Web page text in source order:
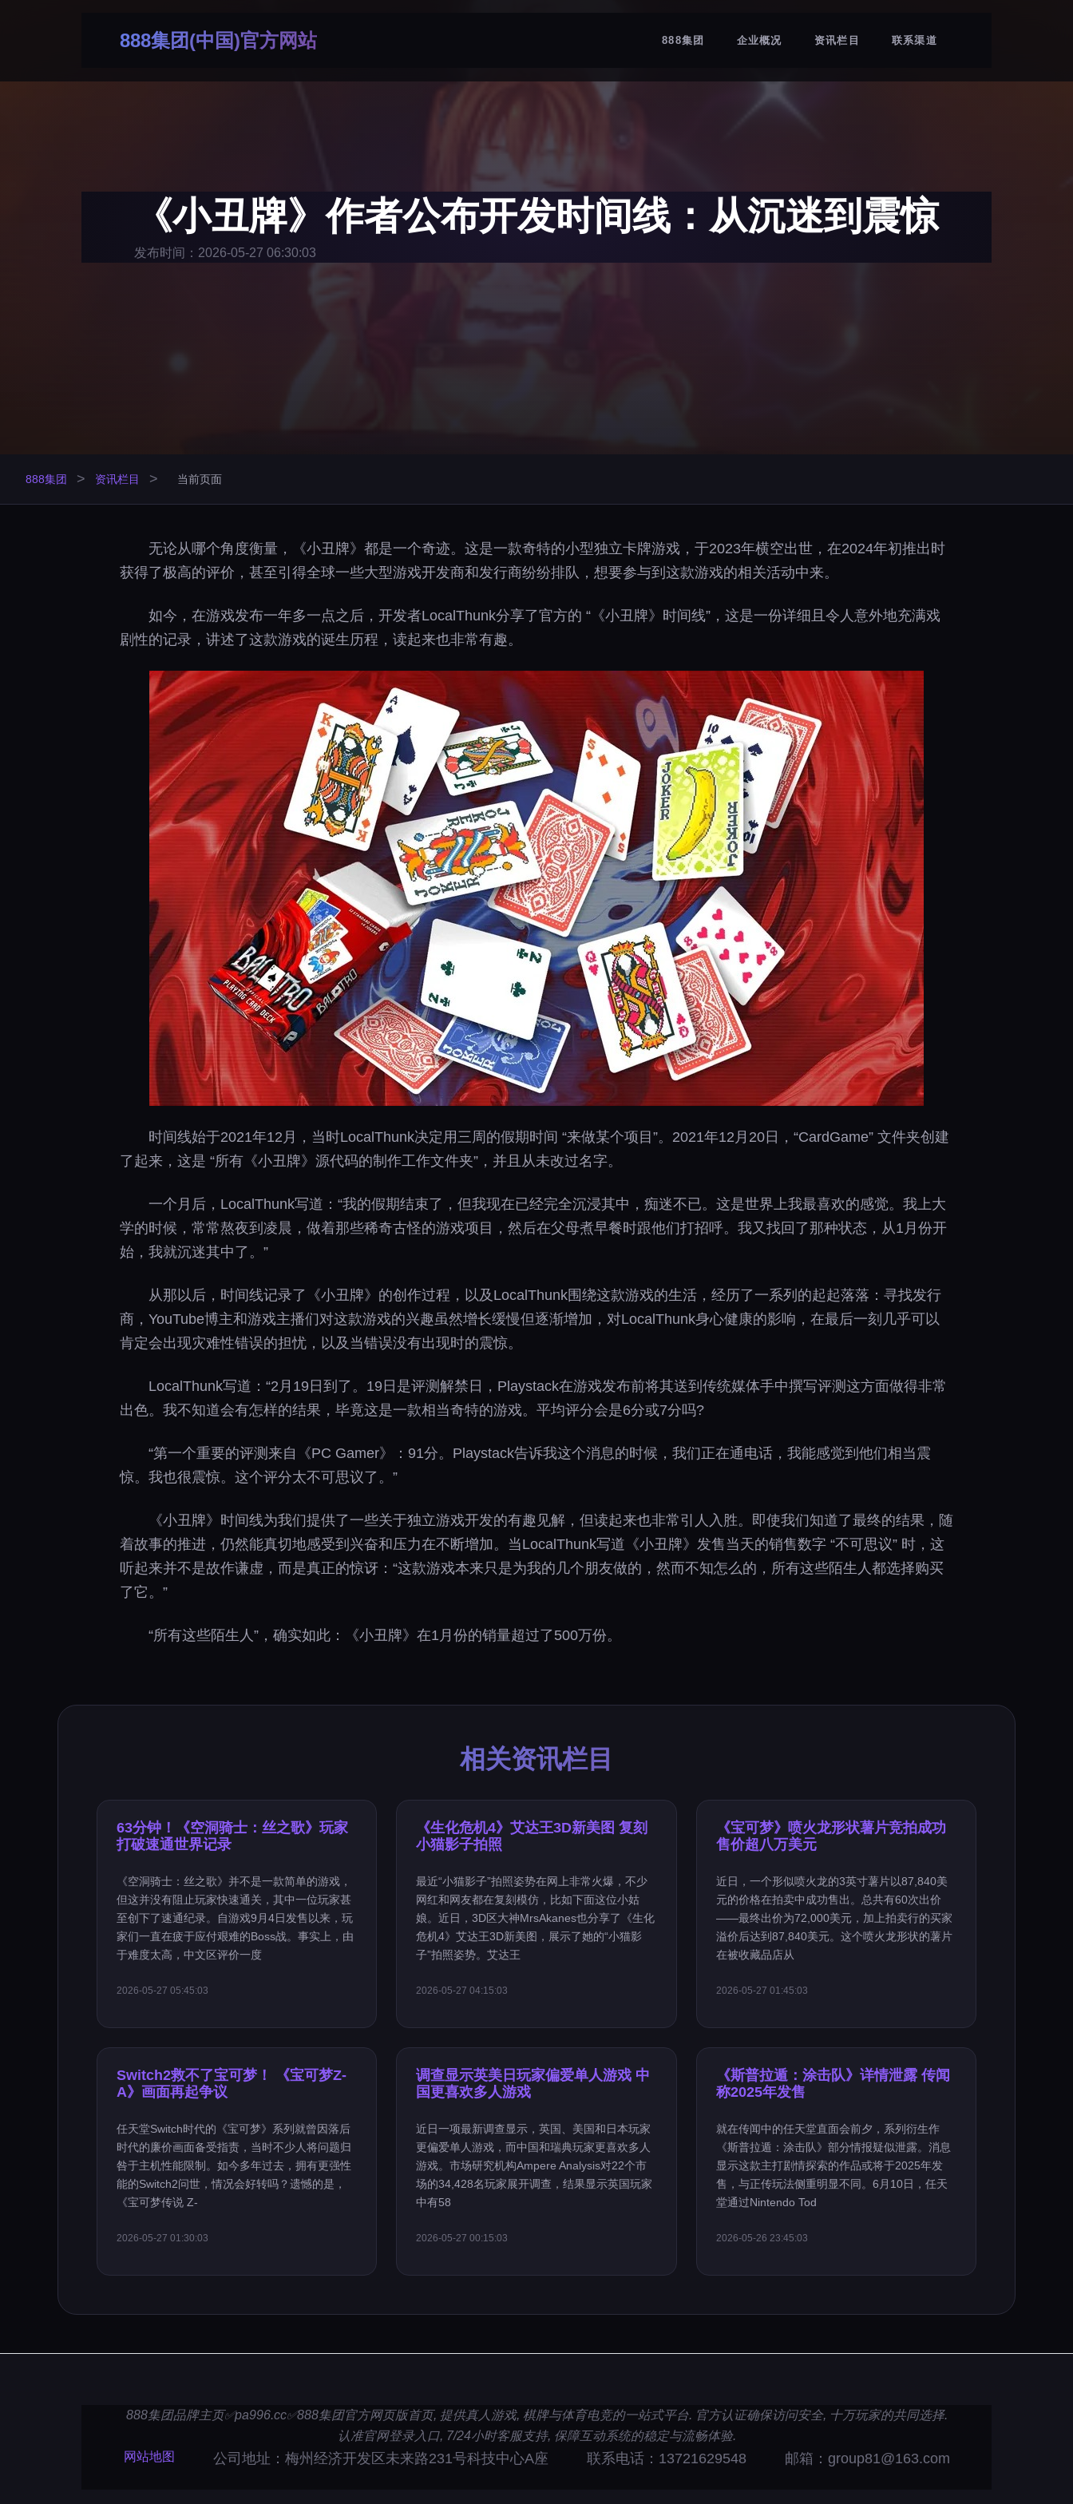
888集团(中国)官方网站 888集团 企业概况 资讯栏目 联系渠道
《小丑牌》作者公布开发时间线：从沉迷到震惊
发布时间：2026-05-27 06:30:03
888集团 > 资讯栏目 > 当前页面
无论从哪个角度衡量，《小丑牌》都是一个奇迹。这是一款奇特的小型独立卡牌游戏，于2023年横空出世，在2024年初推出时
获得了极高的评价，甚至引得全球一些大型游戏开发商和发行商纷纷排队，想要参与到这款游戏的相关活动中来。
如今，在游戏发布一年多一点之后，开发者LocalThunk分享了官方的 “《小丑牌》时间线”，这是一份详细且令人意外地充满戏
剧性的记录，讲述了这款游戏的诞生历程，读起来也非常有趣。
时间线始于2021年12月，当时LocalThunk决定用三周的假期时间 “来做某个项目”。2021年12月20日，“CardGame” 文件夹创建
了起来，这是 “所有《小丑牌》源代码的制作工作文件夹”，并且从未改过名字。
一个月后，LocalThunk写道：“我的假期结束了，但我现在已经完全沉浸其中，痴迷不已。这是世界上我最喜欢的感觉。我上大
学的时候，常常熬夜到凌晨，做着那些稀奇古怪的游戏项目，然后在父母煮早餐时跟他们打招呼。我又找回了那种状态，从1月份开
始，我就沉迷其中了。”
从那以后，时间线记录了《小丑牌》的创作过程，以及LocalThunk围绕这款游戏的生活，经历了一系列的起起落落：寻找发行
商，YouTube博主和游戏主播们对这款游戏的兴趣虽然增长缓慢但逐渐增加，对LocalThunk身心健康的影响，在最后一刻几乎可以
肯定会出现灾难性错误的担忧，以及当错误没有出现时的震惊。
LocalThunk写道：“2月19日到了。19日是评测解禁日，Playstack在游戏发布前将其送到传统媒体手中撰写评测这方面做得非常
出色。我不知道会有怎样的结果，毕竟这是一款相当奇特的游戏。平均评分会是6分或7分吗?
“第一个重要的评测来自《PC Gamer》：91分。Playstack告诉我这个消息的时候，我们正在通电话，我能感觉到他们相当震
惊。我也很震惊。这个评分太不可思议了。”
《小丑牌》时间线为我们提供了一些关于独立游戏开发的有趣见解，但读起来也非常引人入胜。即使我们知道了最终的结果，随
着故事的推进，仍然能真切地感受到兴奋和压力在不断增加。当LocalThunk写道《小丑牌》发售当天的销售数字 “不可思议” 时，这
听起来并不是故作谦虚，而是真正的惊讶：“这款游戏本来只是为我的几个朋友做的，然而不知怎么的，所有这些陌生人都选择购买
了它。”
“所有这些陌生人”，确实如此：《小丑牌》在1月份的销量超过了500万份。
相关资讯栏目
63分钟！《空洞骑士：丝之歌》玩家
打破速通世界记录
《空洞骑士：丝之歌》并不是一款简单的游戏，
但这并没有阻止玩家快速通关，其中一位玩家甚
至创下了速通纪录。自游戏9月4日发售以来，玩
家们一直在疲于应付艰难的Boss战。事实上，由
于难度太高，中文区评价一度
2026-05-27 05:45:03
《生化危机4》艾达王3D新美图 复刻
小猫影子拍照
最近“小猫影子”拍照姿势在网上非常火爆，不少
网红和网友都在复刻模仿，比如下面这位小姑
娘。近日，3D区大神MrsAkanes也分享了《生化
危机4》艾达王3D新美图，展示了她的“小猫影
子”拍照姿势。艾达王
2026-05-27 04:15:03
《宝可梦》喷火龙形状薯片竞拍成功
售价超八万美元
近日，一个形似喷火龙的3英寸薯片以87,840美
元的价格在拍卖中成功售出。总共有60次出价
——最终出价为72,000美元，加上拍卖行的买家
溢价后达到87,840美元。这个喷火龙形状的薯片
在被收藏品店从
2026-05-27 01:45:03
Switch2救不了宝可梦！ 《宝可梦Z-
A》画面再起争议
任天堂Switch时代的《宝可梦》系列就曾因落后
时代的廉价画面备受指责，当时不少人将问题归
咎于主机性能限制。如今多年过去，拥有更强性
能的Switch2问世，情况会好转吗？遗憾的是，
《宝可梦传说 Z-
2026-05-27 01:30:03
调查显示英美日玩家偏爱单人游戏 中
国更喜欢多人游戏
近日一项最新调查显示，英国、美国和日本玩家
更偏爱单人游戏，而中国和瑞典玩家更喜欢多人
游戏。市场研究机构Ampere Analysis对22个市
场的34,428名玩家展开调查，结果显示英国玩家
中有58
2026-05-27 00:15:03
《斯普拉遁：涂击队》详情泄露 传闻
称2025年发售
就在传闻中的任天堂直面会前夕，系列衍生作
《斯普拉遁：涂击队》部分情报疑似泄露。消息
显示这款主打剧情探索的作品或将于2025年发
售，与正传玩法侧重明显不同。6月10日，任天
堂通过Nintendo Tod
2026-05-26 23:45:03
888集团品牌主页✅pa996.cc✅888集团官方网页版首页, 提供真人游戏, 棋牌与体育电竞的一站式平台. 官方认证确保访问安全, 十万玩家的共同选择.
认准官网登录入口, 7/24小时客服支持, 保障互动系统的稳定与流畅体验.
网站地图
公司地址：梅州经济开发区未来路231号科技中心A座 联系电话：13721629548 邮箱：group81@163.com